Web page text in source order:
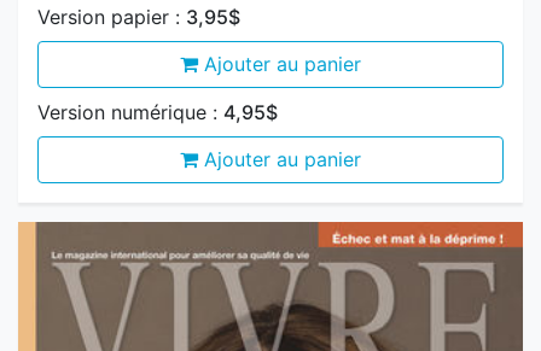
Ajouter au panier
Version numérique :4,95$
Ajouter au panier